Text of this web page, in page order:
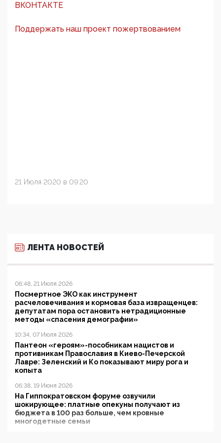
ВКОНТАКТЕ
Поддержать наш проект пожертвованием
21 Июля 2020 в 09:20
ЛЕНТА НОВОСТЕЙ
06:48, 21 Июля 2026
Посмертное ЭКО как инструмент
расчеловечивания и кормовая база извращенцев:
депутатам пора остановить нетрадиционные
методы «спасения демографии»
10:34, 07 Июля 2026
Пантеон «героям»-пособникам нацистов и
противникам Православия в Киево-Печерской
Лавре: Зеленский и Ко показывают миру рога и
копыта
06:38, 19 Июня 2026
На Гиппократовском форуме озвучили
шокирующее: платные опекуны получают из
бюджета в 100 раз больше, чем кровные
многодетные семьи